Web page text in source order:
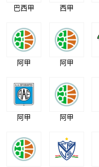
巴西甲 西甲
阿甲 阿甲
阿甲 阿甲